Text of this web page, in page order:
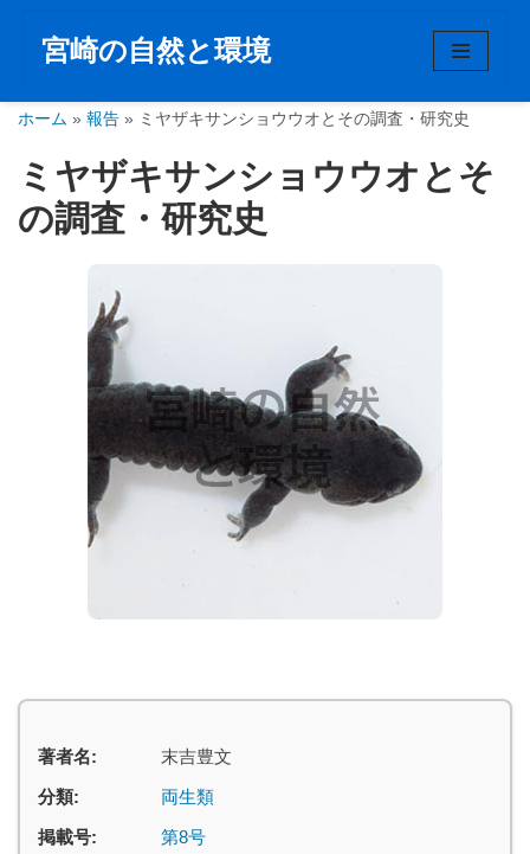
コ
テ
ツ
へ
ス
宮崎の自然と環境
ホーム » 報告 » ミヤザキサンショウウオとその調査・研究史
ミヤザキサンショウウオとそ
の調査・研究史
著者名:
末吉豊文
分類:
両生類
掲載号:
第8号